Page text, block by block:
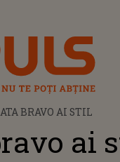
BRAVO AI STIL
ai